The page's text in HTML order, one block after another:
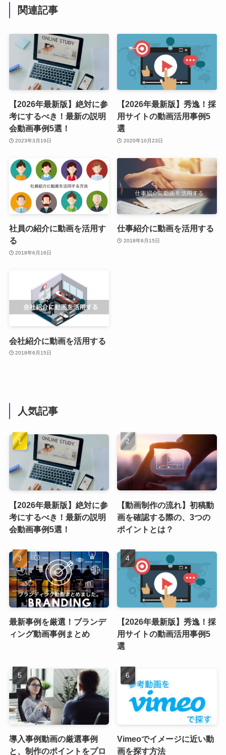
関連記事
【2026年最新版】絶対に参
考にするべき！最新の説明
会動画事例5選！
2023年3月19日
【2026年最新版】秀逸！採
用サイトの動画活用事例5
選
2020年10月23日
社員の紹介に動画を活用す
る
2018年6月16日
仕事紹介に動画を活用する
2018年6月15日
会社紹介に動画を活用する
2018年6月15日
人気記事
【2026年最新版】絶対に参
考にするべき！最新の説明
会動画事例5選！
【動画制作の流れ】初稿動
画を確認する際の、3つの
ポイントとは？
最新事例を厳選！ブランデ
ィング動画事例まとめ
【2026年最新版】秀逸！採
用サイトの動画活用事例5
選
導入事例動画の厳選事例
と、制作のポイントをプロ
Vimeoでイメージに近い動
画を探す方法